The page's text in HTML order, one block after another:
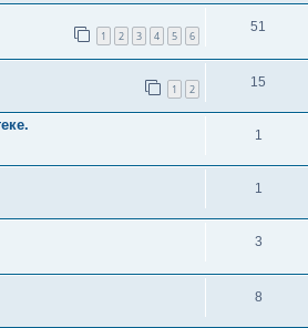
1 2 3 4 5 6
51
1 2
15
1
1
3
8